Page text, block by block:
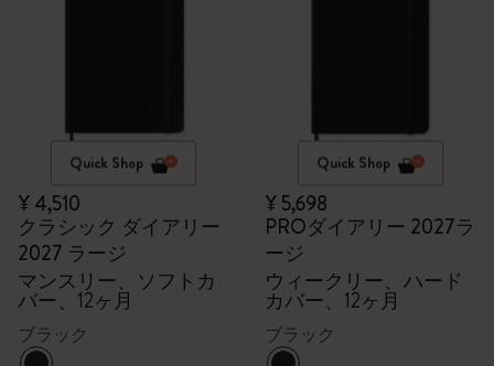
Quick Shop
¥ 4,510
クラシック ダイアリー
2027 ラージ
マンスリー、ソフトカ
バー、12ヶ月
ブラック
Quick Shop
¥ 5,698
PROダイアリー 2027ラ
ージ
ウィークリー、ハード
カバー、12ヶ月
ブラック